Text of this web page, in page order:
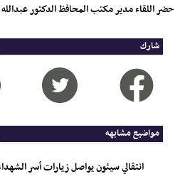
حضر اللقاء مدير مكتب المحافظ الدكتور
شارك
مواضيع مشابهه
انتقالي سيئون يواصل زيارات أسر